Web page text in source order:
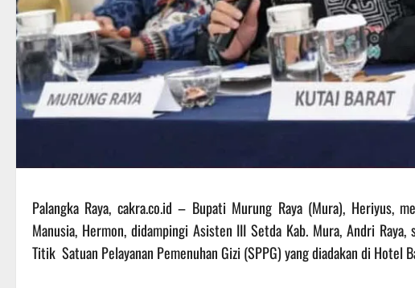
Palangka Raya, cakra.co.id – Bupati Murung Raya (Mura), Heriyus,
Manusia, Hermon, didampingi Asisten III Setda Kab. Mura, Andri
Titik Satuan Pelayanan Pemenuhan Gizi (SPPG) yang diadakan di Hotel